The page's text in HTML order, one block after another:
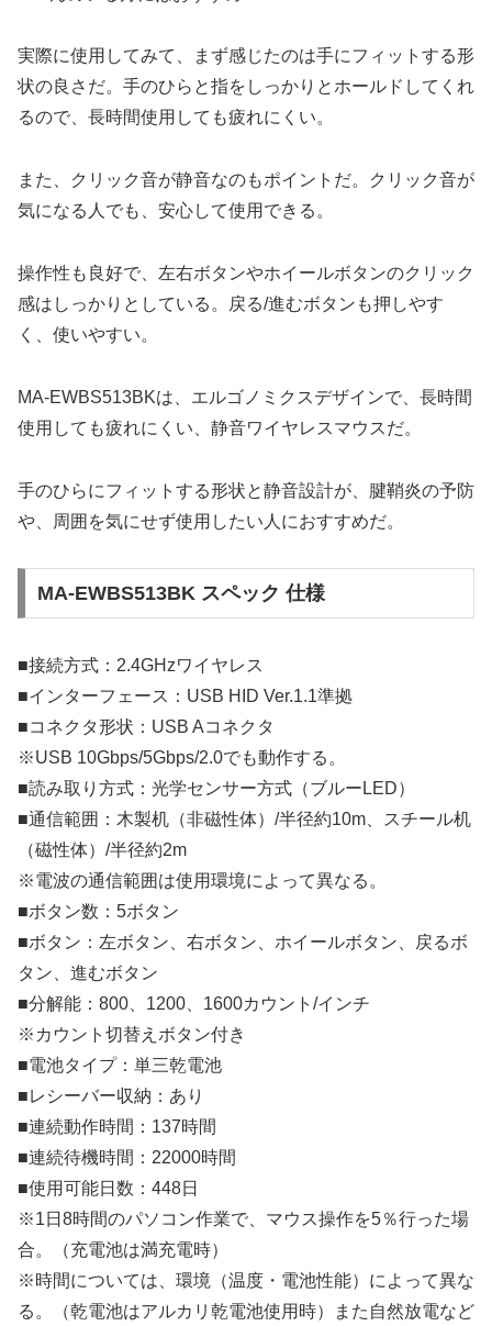
実際に使用してみて、まず感じたのは手にフィットする形
状の良さだ。手のひらと指をしっかりとホールドしてくれ
るので、長時間使用しても疲れにくい。
また、クリック音が静音なのもポイントだ。クリック音が
気になる人でも、安心して使用できる。
操作性も良好で、左右ボタンやホイールボタンのクリック
感はしっかりとしている。戻る/進むボタンも押しやす
く、使いやすい。
MA-EWBS513BKは、エルゴノミクスデザインで、長時間
使用しても疲れにくい、静音ワイヤレスマウスだ。
手のひらにフィットする形状と静音設計が、腱鞘炎の予防
や、周囲を気にせず使用したい人におすすめだ。
MA-EWBS513BK スペック 仕様
■接続方式：2.4GHzワイヤレス
■インターフェース：USB HID Ver.1.1準拠
■コネクタ形状：USB Aコネクタ
※USB 10Gbps/5Gbps/2.0でも動作する。
■読み取り方式：光学センサー方式（ブルーLED）
■通信範囲：木製机（非磁性体）/半径約10m、スチール机
（磁性体）/半径約2m
※電波の通信範囲は使用環境によって異なる。
■ボタン数：5ボタン
■ボタン：左ボタン、右ボタン、ホイールボタン、戻るボ
タン、進むボタン
■分解能：800、1200、1600カウント/インチ
※カウント切替えボタン付き
■電池タイプ：単三乾電池
■レシーバー収納：あり
■連続動作時間：137時間
■連続待機時間：22000時間
■使用可能日数：448日
※1日8時間のパソコン作業で、マウス操作を5％行った場
合。（充電池は満充電時）
※時間については、環境（温度・電池性能）によって異な
る。（乾電池はアルカリ乾電池使用時）また自然放電など